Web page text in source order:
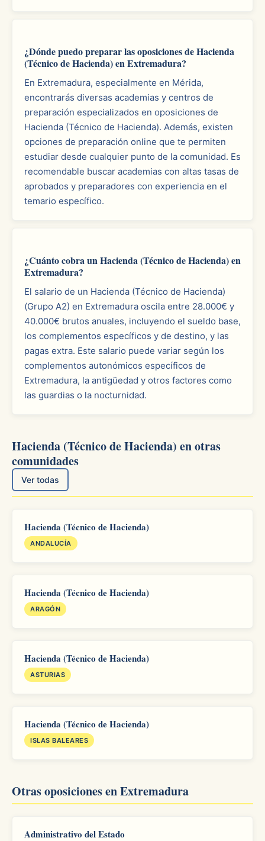
¿Dónde puedo preparar las oposiciones de Hacienda
(Técnico de Hacienda) en Extremadura?
En Extremadura, especialmente en Mérida,
encontrarás diversas academias y centros de
preparación especializados en oposiciones de
Hacienda (Técnico de Hacienda). Además, existen
opciones de preparación online que te permiten
estudiar desde cualquier punto de la comunidad. Es
recomendable buscar academias con altas tasas de
aprobados y preparadores con experiencia en el
temario específico.
¿Cuánto cobra un Hacienda (Técnico de Hacienda) en
Extremadura?
El salario de un Hacienda (Técnico de Hacienda)
(Grupo A2) en Extremadura oscila entre 28.000€ y
40.000€ brutos anuales, incluyendo el sueldo base,
los complementos específicos y de destino, y las
pagas extra. Este salario puede variar según los
complementos autonómicos específicos de
Extremadura, la antigüedad y otros factores como
las guardias o la nocturnidad.
Hacienda (Técnico de Hacienda) en otras
comunidades
Ver todas
Hacienda (Técnico de Hacienda)
ANDALUCÍA
Hacienda (Técnico de Hacienda)
ARAGÓN
Hacienda (Técnico de Hacienda)
ASTURIAS
Hacienda (Técnico de Hacienda)
ISLAS BALEARES
Otras oposiciones en Extremadura
Administrativo del Estado